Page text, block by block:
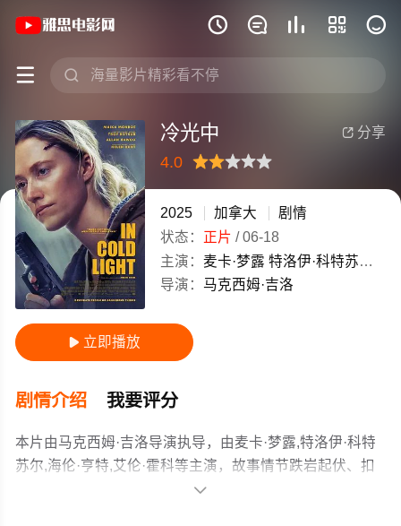
    
 
《冷光中》(2025)加拿大英语高清电影
 分享
冷光中
4.0
很差
较差还行推荐力荐
2025 加拿大
剧情
状态： 正片 /06-18
主演： 麦卡·梦露 特洛伊·科特苏尔
导演： 马克西姆·吉洛
 立即播放
剧情介绍 我要评分
本片由马克西姆·吉洛导演执导，由麦卡·梦露,特洛伊·科特
苏尔,海伦·亨特,艾伦·霍科等主演，故事情节跌岩起伏、扣
人心弦，领广大剧情片爱好者和观众们都期待不已。
